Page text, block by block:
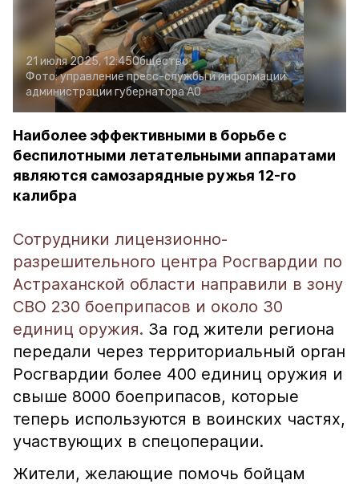
21 июля 2025, 12:45Общество
Фото:управление пресс-службы и информации
администрации губернатора АО
Наиболее эффективными в борьбе с
беспилотными летательными аппаратами
являются самозарядные ружья 12-го
калибра
Сотрудники лицензионно-
разрешительного центра Росгвардии по
Астраханской области направили в зону
СВО 230 боеприпасов и около 30
единиц оружия. За год жители региона
передали через территориальный орган
Росгвардии более 400 единиц оружия и
свыше 8000 боеприпасов, которые
теперь используются в воинских частях,
участвующих в спецоперации.
Жители, желающие помочь бойцам